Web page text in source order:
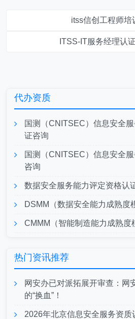
itss信创工程师培
ITSS-IT服务经理认
代办资质
国测（CNITSEC）信息安全
证咨询
国测（CNITSEC）信息安全
咨询
数据安全服务能力评定资格认
DSMM（数据安全能力成熟度
CMMM（智能制造能力成熟度
热门资讯推荐
网安办已对派拓展开审查：网
的“换血”！
2026年北京信息安全服务资